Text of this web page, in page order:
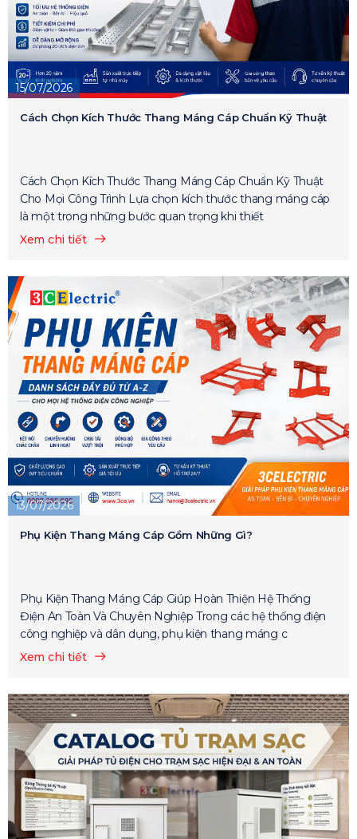
15/07/2026
Cách Chọn Kích Thước Thang Máng Cáp Chuẩn Kỹ Thuật
Cách Chọn Kích Thước Thang Máng Cáp Chuẩn Kỹ Thuật
Cho Mọi Công Trình Lựa chọn kích thước thang máng cáp
là một trong những bước quan trọng khi thiết
Xem chi tiết
13/07/2026
Phụ Kiện Thang Máng Cáp Gồm Những Gì?
Phụ Kiện Thang Máng Cáp Giúp Hoàn Thiện Hệ Thống
Điện An Toàn Và Chuyên Nghiệp Trong các hệ thống điện
công nghiệp và dân dụng, phụ kiện thang máng c
Xem chi tiết